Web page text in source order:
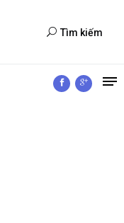
Tìm kiếm